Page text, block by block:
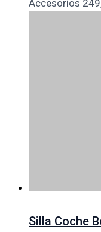
Accesorios
Silla Coche